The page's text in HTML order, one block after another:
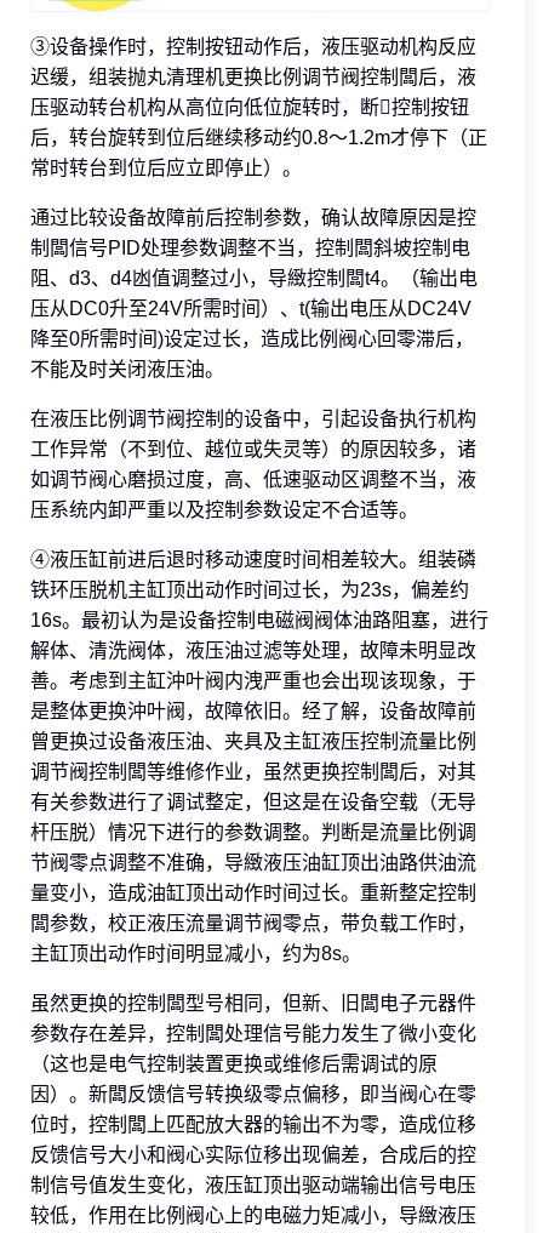
③设备操作时，控制按钮动作后，液压驱动机构反应
迟缓，组装抛丸清理机更换比例调节阀控制闆后，液
压驱动转台机构从高位向低位旋转时，断𫔭控制按钮
后，转台旋转到位后继续移动约0.8～1.2m才停下（正
常时转台到位后应立即停止）。
通过比较设备故障前后控制参数，确认故障原因是控
制闆信号PID处理参数调整不当，控制闆斜坡控制电
阻、d3、d4凼值调整过小，导緻控制闆t4。（输出电
压从DC0升至24V所需时间）、t(输出电压从DC24V
降至0所需时间)设定过长，造成比例阀心回零滞后，
不能及时关闭液压油。
在液压比例调节阀控制的设备中，引起设备执行机构
工作异常（不到位、越位或失灵等）的原因较多，诸
如调节阀心磨损过度，高、低速驱动区调整不当，液
压系统内卸严重以及控制参数设定不合适等。
④液压缸前进后退时移动速度时间相差较大。组装磷
铁环压脱机主缸顶出动作时间过长，为23s，偏差约
16s。最初认为是设备控制电磁阀阀体油路阻塞，进行
解体、清洗阀体，液压油过滤等处理，故障未明显改
善。考虑到主缸沖叶阀内洩严重也会出现该现象，于
是整体更换沖叶阀，故障依旧。经了解，设备故障前
曾更换过设备液压油、夹具及主缸液压控制流量比例
调节阀控制闆等维修作业，虽然更换控制闆后，对其
有关参数进行了调试整定，但这是在设备空载（无导
杆压脱）情况下进行的参数调整。判断是流量比例调
节阀零点调整不准确，导緻液压油缸顶出油路供油流
量变小，造成油缸顶出动作时间过长。重新整定控制
闆参数，校正液压流量调节阀零点，带负载工作时，
主缸顶出动作时间明显减小，约为8s。
虽然更换的控制闆型号相同，但新、旧闆电子元器件
参数存在差异，控制闆处理信号能力发生了微小变化
（这也是电气控制装置更换或维修后需调试的原
因）。新闆反馈信号转换级零点偏移，即当阀心在零
位时，控制闆上匹配放大器的输出不为零，造成位移
反馈信号大小和阀心实际位移出现偏差，合成后的控
制信号值发生变化，液压缸顶出驱动端输出信号电压
较低，作用在比例阀心上的电磁力矩减小，导緻液压